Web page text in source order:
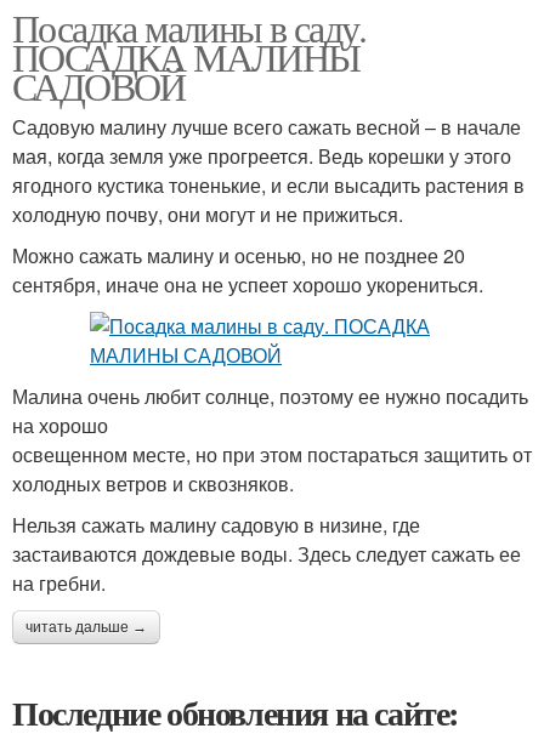
Посадка малины в саду.
ПОСАДКА МАЛИНЫ
САДОВОЙ
Садовую малину лучше всего сажать весной – в начале
мая, когда земля уже прогреется. Ведь корешки у этого
ягодного кустика тоненькие, и если высадить растения в
холодную почву, они могут и не прижиться.
Можно сажать малину и осенью, но не позднее 20
сентября, иначе она не успеет хорошо укорениться.
Малина очень любит солнце, поэтому ее нужно посадить
на хорошо
освещенном месте, но при этом постараться защитить от
холодных ветров и сквозняков.
Нельзя сажать малину садовую в низине, где
застаиваются дождевые воды. Здесь следует сажать ее
на гребни.
читать дальше →
Последние обновления на сайте: